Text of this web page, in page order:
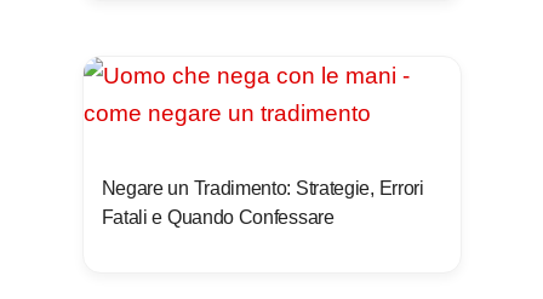
Negare un Tradimento: Strategie, Errori
Fatali e Quando Confessare